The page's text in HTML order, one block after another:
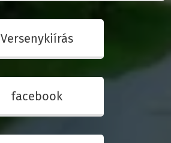
Versenykiírás
facebook